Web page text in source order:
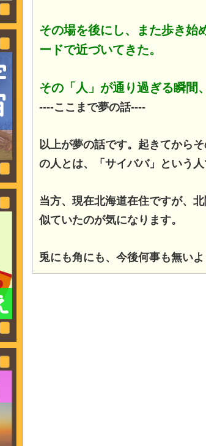
その場を後にし、また歩き始
ードで近づいてきた。
その「人」が通り過ぎる瞬間
----ここまで夢の話----
以上が夢の話です。起きてから
の人とは、「サイババ」という人
当方、現在北海道在住ですが、
似ていたのが気になります。
兎にも角にも、今後何事も無い